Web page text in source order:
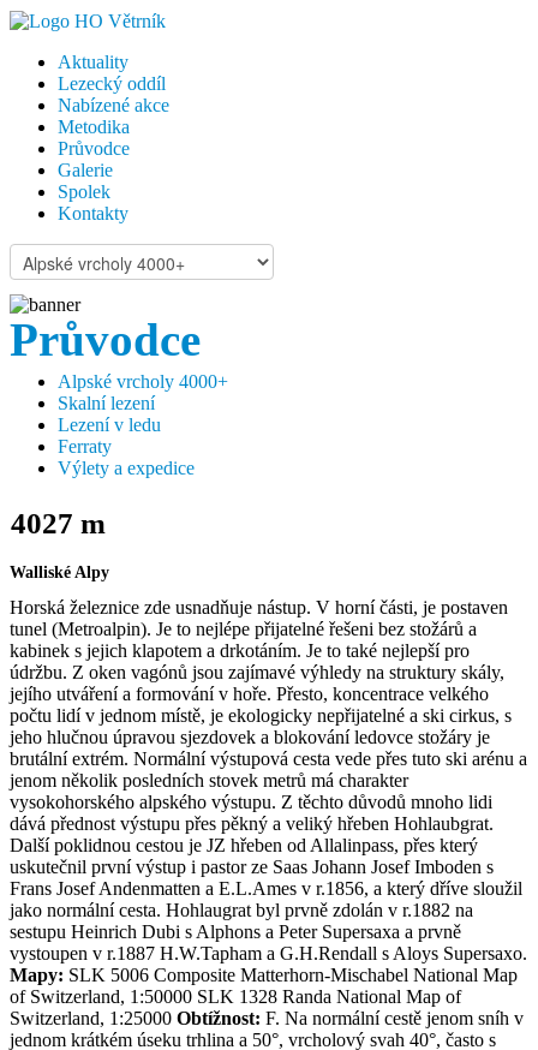
Aktuality
Lezecký oddíl
Nabízené akce
Metodika
Průvodce
Galerie
Spolek
Kontakty
Průvodce
Alpské vrcholy 4000+
Skalní lezení
Lezení v ledu
Ferraty
Výlety a expedice
4027 m
Walliské Alpy
Horská železnice zde usnadňuje nástup. V horní části, je postaven
tunel (Metroalpin). Je to nejlépe přijatelné řešeni bez stožárů a
kabinek s jejich klapotem a drkotáním. Je to také nejlepší pro
údržbu. Z oken vagónů jsou zajímavé výhledy na struktury skály,
jejího utváření a formování v hoře. Přesto, koncentrace velkého
počtu lidí v jednom místě, je ekologicky nepřijatelné a ski cirkus, s
jeho hlučnou úpravou sjezdovek a blokování ledovce stožáry je
brutální extrém. Normální výstupová cesta vede přes tuto ski arénu a
jenom několik posledních stovek metrů má charakter
vysokohorského alpského výstupu. Z těchto důvodů mnoho lidi
dává přednost výstupu přes pěkný a veliký hřeben Hohlaubgrat.
Další poklidnou cestou je JZ hřeben od Allalinpass, přes který
uskutečnil první výstup i pastor ze Saas Johann Josef Imboden s
Frans Josef Andenmatten a E.L.Ames v r.1856, a který dříve sloužil
jako normální cesta. Hohlaugrat byl prvně zdolán v r.1882 na
sestupu Heinrich Dubi s Alphons a Peter Supersaxa a prvně
vystoupen v r.1887 H.W.Tapham a G.H.Rendall s Aloys Supersaxo.
Mapy: SLK 5006 Composite Matterhorn-Mischabel National Map
of Switzerland, 1:50000 SLK 1328 Randa National Map of
Switzerland, 1:25000 Obtížnost: F. Na normální cestě jenom sníh v
jednom krátkém úseku trhlina a 50°, vrcholový svah 40°, často s